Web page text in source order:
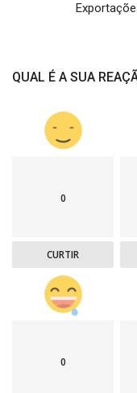
QUAL É A SUA
0
CURTIR
0